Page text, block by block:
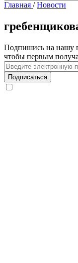
Главная / Новости
Подпишись на нашу
чтобы первым
Подписаться